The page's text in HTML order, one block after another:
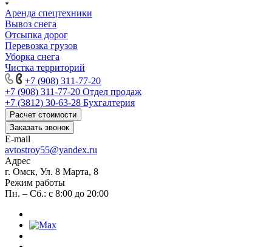
Аренда спецтехники
Вывоз снега
Отсыпка дорог
Перевозка грузов
Уборка снега
Чистка территорий
+7 (908) 311-77-20
+7 (908) 311-77-20 Отдел продаж
+7 (3812) 30-63-28 Бухгалтерия
Расчет стоимости
Заказать звонок
E-mail
avtostroy55@yandex.ru
Адрес
г. Омск, Ул. 8 Марта, 8
Режим работы
Пн. – Сб.: с 8:00 до 20:00